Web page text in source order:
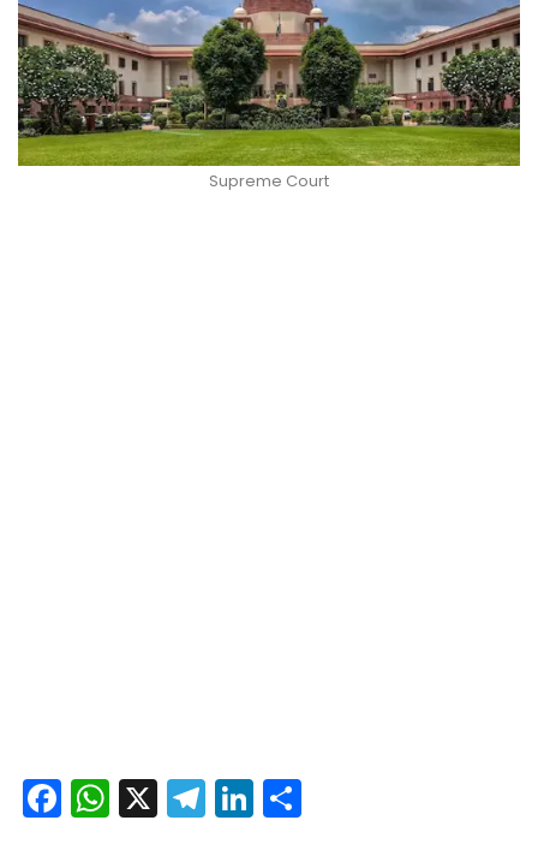
Supreme Court
Facebook
WhatsApp
X Telegram
LinkedIn